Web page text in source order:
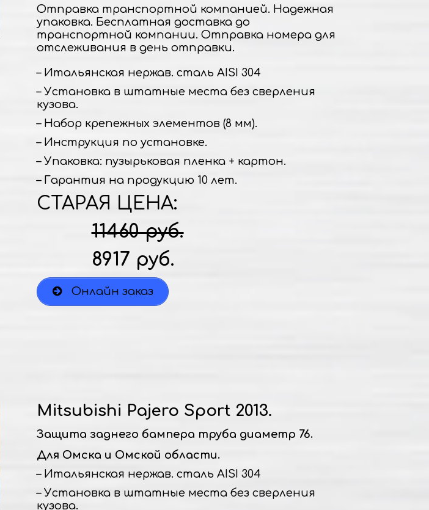
Отправка транспортной компанией. Надежная
упаковка. Бесплатная доставка до
транспортной компании. Отправка номера для
отслеживания в день отправки.
– Итальянская нержав. сталь AISI 304
– Установка в штатные места без сверления
кузова.
– Набор крепежных элементов (8 мм).
– Инструкция по установке.
– Упаковка: пузырьковая пленка + картон.
– Гарантия на продукцию 10 лет.
СТАРАЯ ЦЕНА:
11460 руб.
8917 руб.
Онлайн заказ
Mitsubishi Pajero Sport 2013.
Защита заднего бампера труба диаметр 76.
Для Омска и Омской области.
– Итальянская нержав. сталь AISI 304
– Установка в штатные места без сверления
кузова.